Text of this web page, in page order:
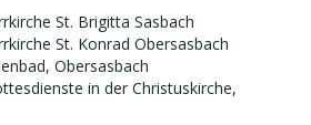
St. Brigitta Sasbach
St. Konrad Obersasbach
Obersasbach
in der Christuskirche,